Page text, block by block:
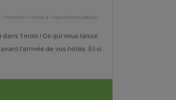
, Protection literie & linge de bain jetable
1 mois ! Ce qui vous laisse
l’arrivée de vos hôtes. Et si